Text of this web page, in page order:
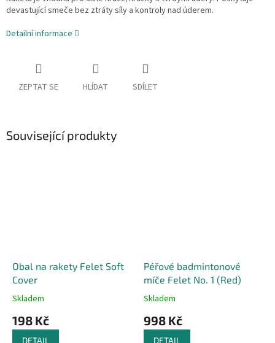
devastující smeče bez ztráty síly a kontroly nad úderem.
Detailní informace
ZEPTAT SE HLÍDAT SDÍLET
Související produkty
Obal na rakety Felet Soft
Cover
Skladem
198 Kč
DETAIL
Péřové badmintonové
míče Felet No. 1 (Red)
Skladem
998 Kč
DETAIL